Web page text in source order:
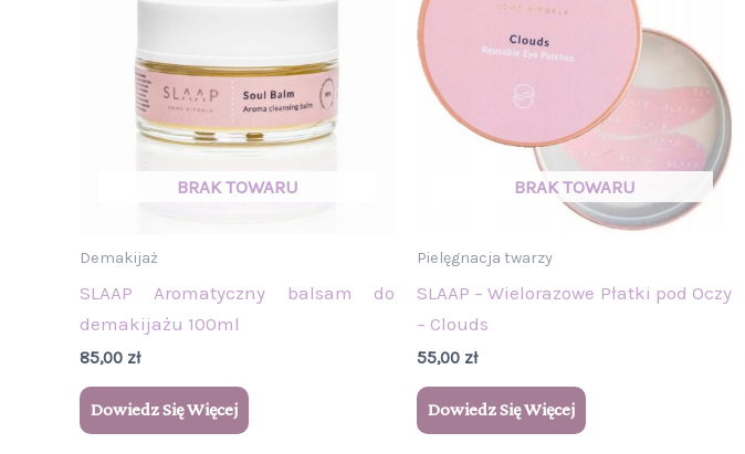
Demakijaż
SLAAP Aromatyczny balsam do
demakijażu 100ml
85,00 zł
Dowiedz Się Więcej
Pielęgnacja twarzy
SLAAP – Wielorazowe Płatki pod Oczy
– Clouds
55,00 zł
Dowiedz Się Więcej